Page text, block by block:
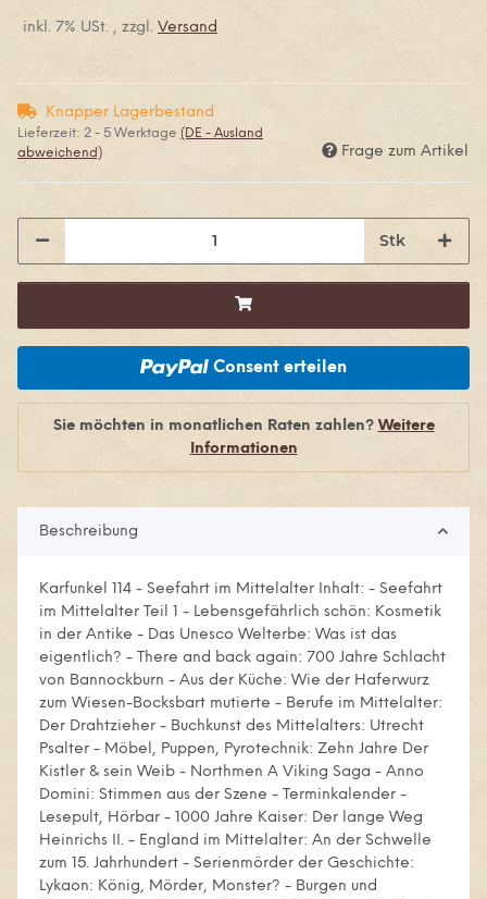
inkl. 7% USt. , zzgl. Versand
Knapper Lagerbestand
Lieferzeit: 2 - 5 Werktage (DE - Ausland
abweichend)
Frage zum Artikel
Stk
Consent erteilen
Sie möchten in monatlichen Raten zahlen? Weitere
Informationen
Beschreibung
Karfunkel 114 - Seefahrt im Mittelalter Inhalt: - Seefahrt
im Mittelalter Teil 1 - Lebensgefährlich schön: Kosmetik
in der Antike - Das Unesco Welterbe: Was ist das
eigentlich? - There and back again: 700 Jahre Schlacht
von Bannockburn - Aus der Küche: Wie der Haferwurz
zum Wiesen-Bocksbart mutierte - Berufe im Mittelalter:
Der Drahtzieher - Buchkunst des Mittelalters: Utrecht
Psalter - Möbel, Puppen, Pyrotechnik: Zehn Jahre Der
Kistler & sein Weib - Northmen A Viking Saga - Anno
Domini: Stimmen aus der Szene - Terminkalender -
Lesepult, Hörbar - 1000 Jahre Kaiser: Der lange Weg
Heinrichs II. - England im Mittelalter: An der Schwelle
zum 15. Jahrhundert - Serienmörder der Geschichte:
Lykaon: König, Mörder, Monster? - Burgen und